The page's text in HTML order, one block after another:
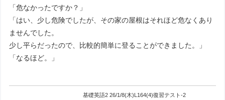
「危なかったですか？」
「はい、少し危険でしたが、その家の屋根はそれほど危なくあり
ませんでした。
少し平らだったので、比較的簡単に登ることができました。」
「なるほど。」
基礎英語2 26/1/8(木)L164(4)復習テスト-2